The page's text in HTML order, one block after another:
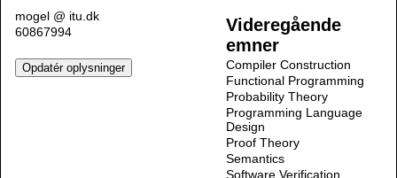
mogel @ itu.dk
60867994
Videregående
emner
Compiler Construction
Functional Programming
Probability Theory
Programming Language
Design
Proof Theory
Semantics
Software Verification